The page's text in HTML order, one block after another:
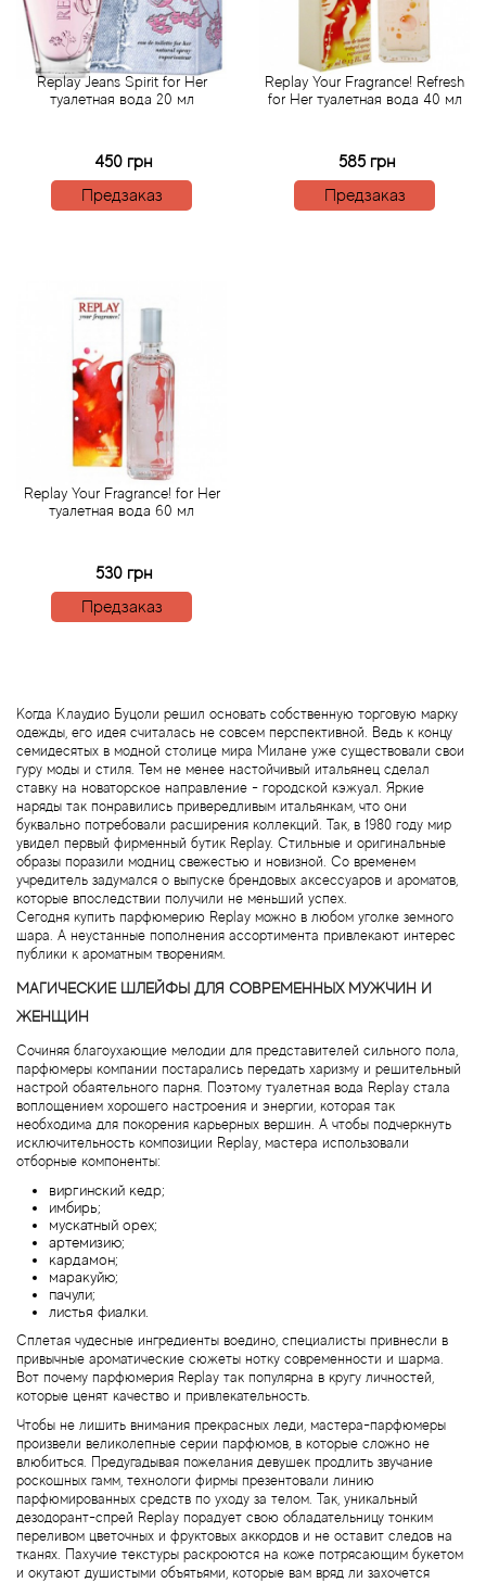
Replay Jeans Spirit for Her
туалетная вода 20 мл
450 грн
Предзаказ
Replay Your Fragrance! Refresh
for Her туалетная вода 40 мл
585 грн
Предзаказ
Replay Your Fragrance! for Her
туалетная вода 60 мл
530 грн
Предзаказ
Когда Клаудио Буцоли решил основать собственную торговую марку
одежды, его идея считалась не совсем перспективной. Ведь к концу
семидесятых в модной столице мира Милане уже существовали свои
гуру моды и стиля. Тем не менее настойчивый итальянец сделал
ставку на новаторское направление - городской кэжуал. Яркие
наряды так понравились привередливым итальянкам, что они
буквально потребовали расширения коллекций. Так, в 1980 году мир
увидел первый фирменный бутик Replay. Стильные и оригинальные
образы поразили модниц свежестью и новизной. Со временем
учредитель задумался о выпуске брендовых аксессуаров и ароматов,
которые впоследствии получили не меньший успех.
Сегодня купить парфюмерию Replay можно в любом уголке земного
шара. А неустанные пополнения ассортимента привлекают интерес
публики к ароматным творениям.
МАГИЧЕСКИЕ ШЛЕЙФЫ ДЛЯ СОВРЕМЕННЫХ МУЖЧИН И
ЖЕНЩИН
Сочиняя благоухающие мелодии для представителей сильного пола,
парфюмеры компании постарались передать харизму и решительный
настрой обаятельного парня. Поэтому туалетная вода Replay стала
воплощением хорошего настроения и энергии, которая так
необходима для покорения карьерных вершин. А чтобы подчеркнуть
исключительность композиции Replay, мастера использовали
отборные компоненты:
виргинский кедр;
имбирь;
мускатный орех;
артемизию;
кардамон;
маракуйю;
пачули;
листья фиалки.
Сплетая чудесные ингредиенты воедино, специалисты привнесли в
привычные ароматические сюжеты нотку современности и шарма.
Вот почему парфюмерия Replay так популярна в кругу личностей,
которые ценят качество и привлекательность.
Чтобы не лишить внимания прекрасных леди, мастера-парфюмеры
произвели великолепные серии парфюмов, в которые сложно не
влюбиться. Предугадывая пожелания девушек продлить звучание
роскошных гамм, технологи фирмы презентовали линию
парфюмированных средств по уходу за телом. Так, уникальный
дезодорант-спрей Replay порадует свою обладательницу тонким
переливом цветочных и фруктовых аккордов и не оставит следов на
тканях. Пахучие текстуры раскроются на коже потрясающим букетом
и окутают душистыми объятьями, которые вам вряд ли захочется
Balenciaga
Balmain
Banana Republic
Baviphat
BeauFort London
Benetton
Bentley
Beso Beach
Betty Barclay
Bibliotheque de Parfum
Biehl Parfumkunstwerke
Bijan
Bill Blass
Biotherm
Blumarine
Boadicea the Victorious
Bogart
Bogdan Zubchenko
Bois 1920
Bon Parfumeur
Bond No.9
Bottega Profumiera
Bottega Veneta
Boucheron